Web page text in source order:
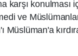
karşı konulması
ve
Müslüman'a